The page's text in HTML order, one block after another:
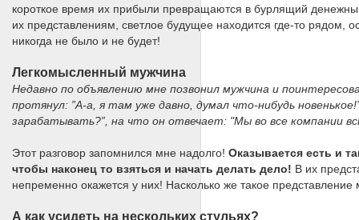
короткое время их прибыли превращаются в бурлящий
их представлениям, светлое будущее находится где-то рядом,
никогда не было и не будет!
Легкомысленный мужчина
Недавно по объявлению мне позвонил мужчина и
протянул: ”А-а, я там уже давно, думал что-нибудь
зарабатывать?”, на что он отвечает: "Мы во все компании
Этот разговор запомнился мне надолго! Оказывается есть и
чтобы наконец то взяться и начать делать дело! В их
непременно окажется у них! Насколько же такое
А как усидеть на нескольких стульях?